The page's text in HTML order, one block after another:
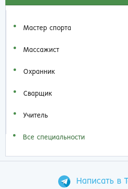
Мастер спорта
Массажист
Охранник
Сварщик
Учитель
Все специальности
Написать в